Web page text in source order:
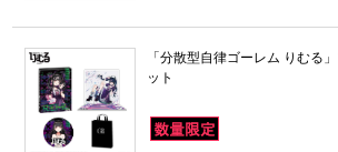
「分散型自律ゴーレム りむる
ット